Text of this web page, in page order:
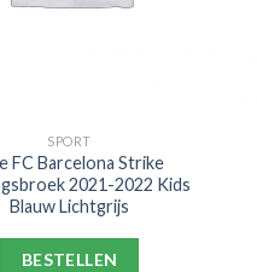
SPORT
FC Barcelona Strike
2021-2022 Kids
Blauw Lichtgrijs
BESTELLEN